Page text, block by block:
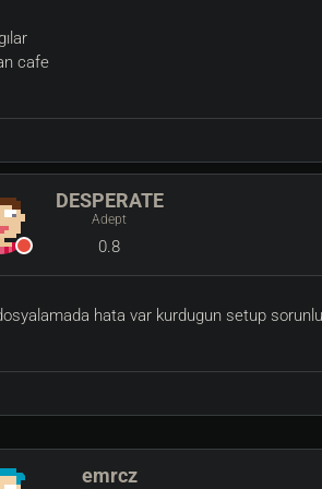
cafe
DESPERATE
Adept
0.8
hata var kurdugun setup sorunlu
emrcz